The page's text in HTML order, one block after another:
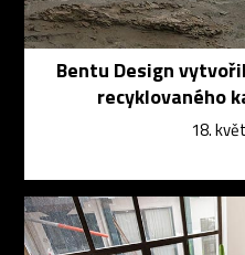
Bentu Design
recyklovaného
18.